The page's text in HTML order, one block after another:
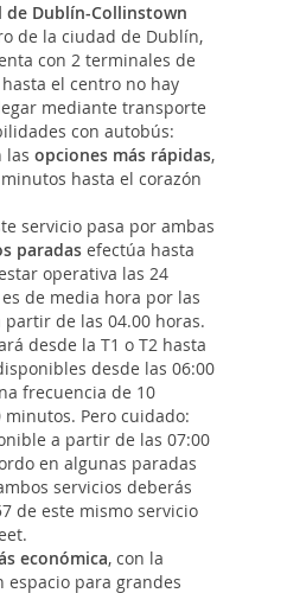
Dublín-Collinstown
de la ciudad de Dublín,
con 2 terminales de
el centro no hay
mediante transporte
con autobús:
las opciones más rápidas,
hasta el corazón
servicio pasa por ambas
paradas efectúa hasta
operativa las 24
de media hora por las
partir de las 04.00 horas.
desde la T1 o T2 hasta
desde las 06:00
frecuencia de 10
Pero cuidado:
a partir de las 07:00
en algunas paradas
servicios deberás
de este mismo servicio
económica, con la
para grandes